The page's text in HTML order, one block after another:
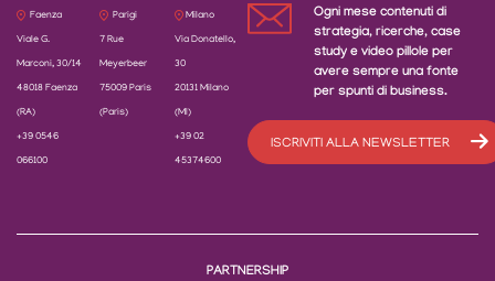
Faenza
Viale G.
Marconi, 30/14
48018 Faenza
(RA)
+39 0546
066100
Parigi
7 Rue
Meyerbeer
75009 Paris
(Paris)
Milano
Via Donatello,
30
20131 Milano
(MI)
+39 02
45374600
Ogni mese contenuti di
strategia, ricerche, case
study e video pillole per
avere sempre una fonte
per spunti di business.
ISCRIVITI ALLA NEWSLETTER
PARTNERSHIP